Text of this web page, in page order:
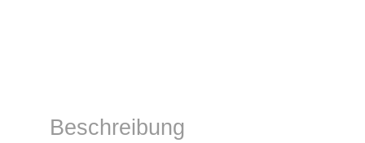
Beschreibung